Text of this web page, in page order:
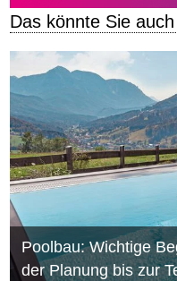
Das könnte Sie
Poolbau: Wichtige
der Planung bis zur